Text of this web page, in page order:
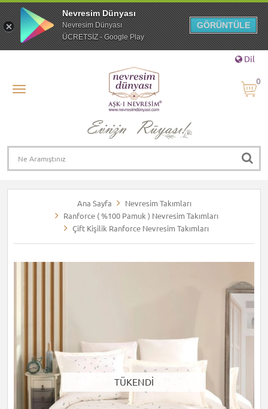
Dil
0
Ana Sayfa
Nevresim Takımları
Ranforce ( %100 Pamuk ) Nevresim Takımları
Çift Kişilik Ranforce Nevresim Takımları
TÜKENDİ
Nevresim Dünyası
Nevresim Dünyası
ÜCRETSİZ - Google Play
GÖRÜNTÜLE